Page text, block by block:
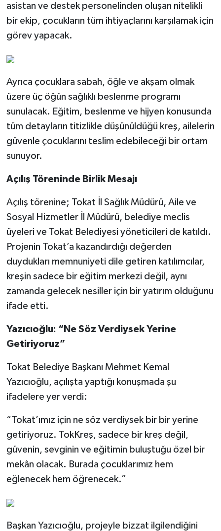
asistan ve destek personelinden oluşan nitelikli
bir ekip, çocukların tüm ihtiyaçlarını karşılamak için
görev yapacak.
Ayrıca çocuklara sabah, öğle ve akşam olmak
üzere üç öğün sağlıklı beslenme programı
sunulacak. Eğitim, beslenme ve hijyen konusunda
tüm detayların titizlikle düşünüldüğü kreş, ailelerin
güvenle çocuklarını teslim edebileceği bir ortam
sunuyor.
Açılış Töreninde Birlik Mesajı
Açılış törenine; Tokat İl Sağlık Müdürü, Aile ve
Sosyal Hizmetler İl Müdürü, belediye meclis
üyeleri ve Tokat Belediyesi yöneticileri de katıldı.
Projenin Tokat’a kazandırdığı değerden
duydukları memnuniyeti dile getiren katılımcılar,
kreşin sadece bir eğitim merkezi değil, aynı
zamanda gelecek nesiller için bir yatırım olduğunu
ifade etti.
Yazıcıoğlu: “Ne Söz Verdiysek Yerine
Getiriyoruz”
Tokat Belediye Başkanı Mehmet Kemal
Yazıcıoğlu, açılışta yaptığı konuşmada şu
ifadelere yer verdi:
“Tokat’ımız için ne söz verdiysek bir bir yerine
getiriyoruz. TokKreş, sadece bir kreş değil,
güvenin, sevginin ve eğitimin buluştuğu özel bir
mekân olacak. Burada çocuklarımız hem
eğlenecek hem öğrenecek.”
Başkan Yazıcıoğlu, projeyle bizzat ilgilendiğini